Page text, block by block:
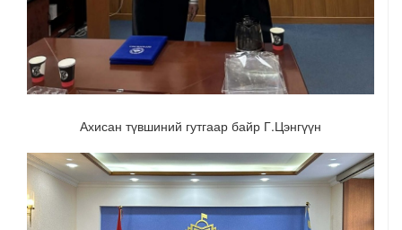
Ахисан түвшиний гутгаар байр Г.Цэнгүүн